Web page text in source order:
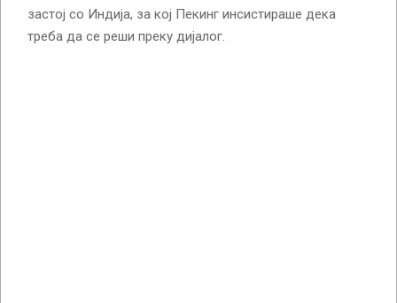
застој со Индија, за кој Пекинг инсистираше дека
треба да се реши преку дијалог.